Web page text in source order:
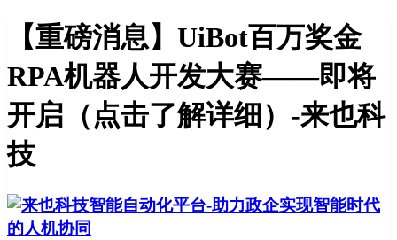
【重磅消息】UiBot百万奖金
RPA机器人开发大赛——即将
开启（点击了解详细）-来也科
技